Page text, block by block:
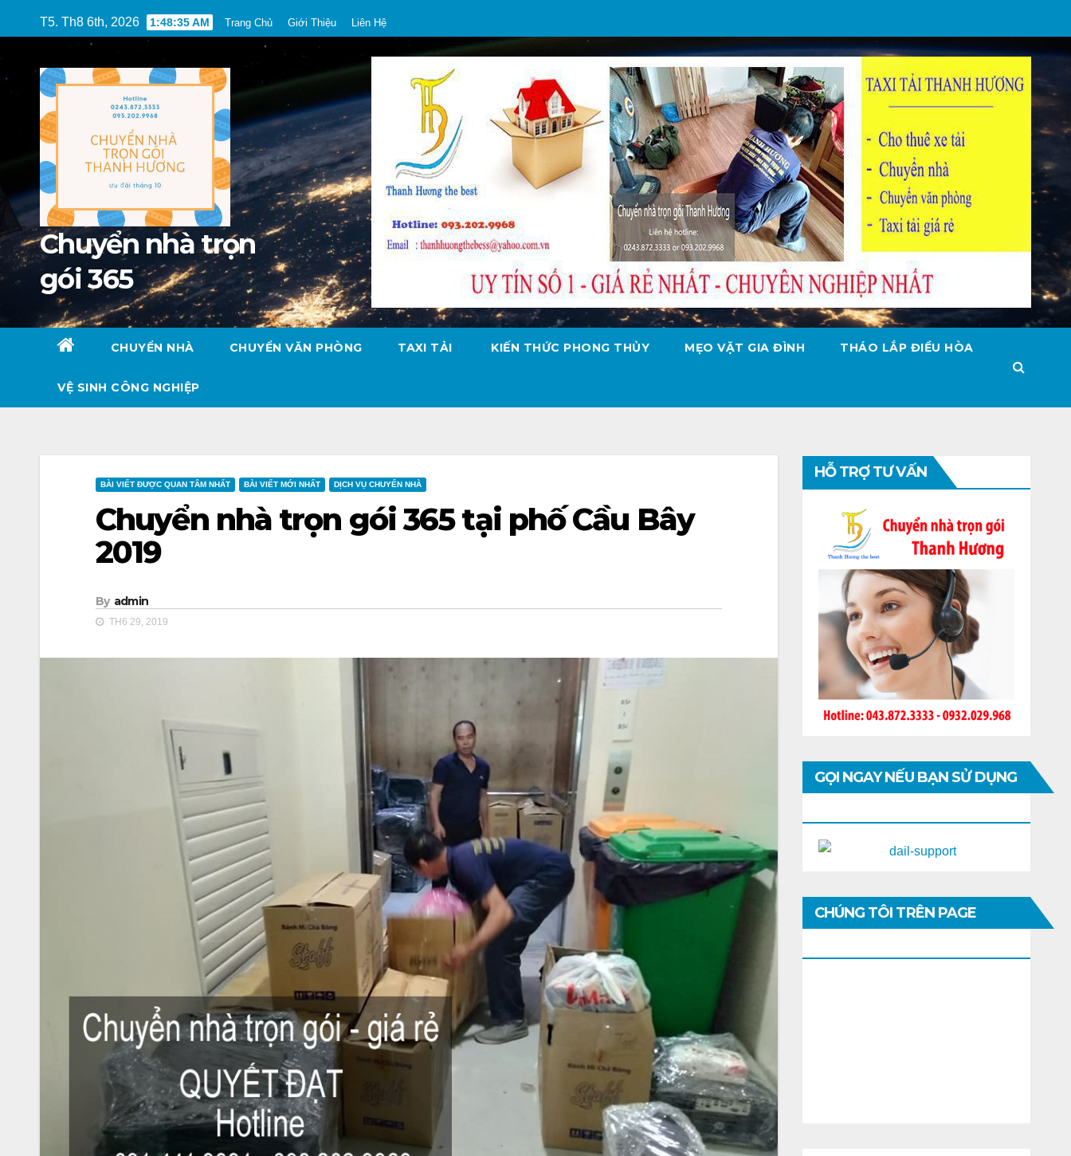
to
T5. Th8 6th, 2026 1:48:36 AM Trang Chủ Giới Thiệu Liên Hệ
Chuyển nhà trọn
gói 365
CHUYỂN NHÀ CHUYỂN VĂN PHÒNG TAXI TẢI KIẾN THỨC PHONG THỦY MẸO VẶT GIA ĐÌNH THÁO LẮP ĐIỀU HÒA
VỆ SINH CÔNG NGHIỆP
BÀI VIẾT ĐƯỢC QUAN TÂM NHẤT BÀI VIẾT MỚI NHẤT DỊCH VỤ CHUYỂN NHÀ
Chuyển nhà trọn gói 365 tại phố Cầu Bây
2019
By admin
TH6 29, 2019
HỖ TRỢ TƯ VẤN
GỌI NGAY NẾU BẠN SỬ DỤNG
CHÚNG TÔI TRÊN PAGE